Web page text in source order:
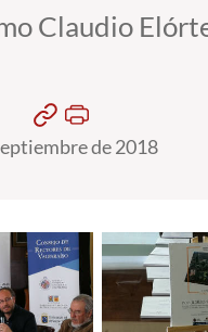
Claudio
de 2018